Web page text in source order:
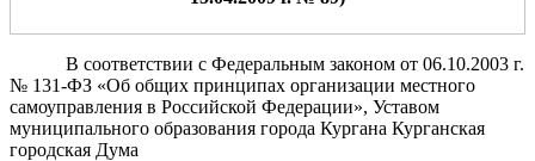
В соответствии с Федеральным законом от 06.10.2003 г.
№ 131-ФЗ «Об общих принципах организации местного
самоуправления в Российской Федерации», Уставом
муниципального образования города Кургана Курганская
городская Дума